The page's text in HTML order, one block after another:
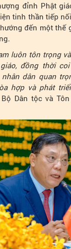
đỉnh Phật
tinh thần tiếp
đến một thế
luôn tôn trọng
đồng thời
dân quan
hợp và phát
Dân tộc và